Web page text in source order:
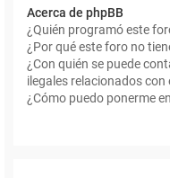
Acerca de phpBB
¿Quién programó este
¿Por qué este foro no
¿Con quién se puede
ilegales relacionados con
¿Cómo puedo ponerme